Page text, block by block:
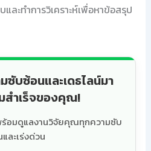
ละทำการวิเคราะห์เพื่อหาข้อสรุป
ซับซ้อนและเดธไลน์มา
สำเร็จของคุณ!
ร้อมดูแลงานวิจัยคุณทุกความซับ
ละเร่งด่วน